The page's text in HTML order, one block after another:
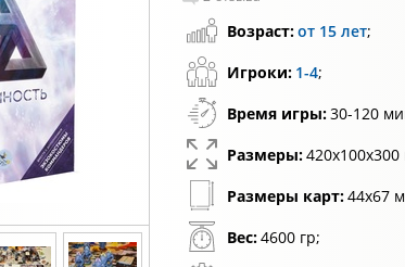
Возраст:от 15 лет;
Игроки: 1-4;
Время игры:30-120
Размеры:
Размеры карт:44х67
Вес:4600 гр;